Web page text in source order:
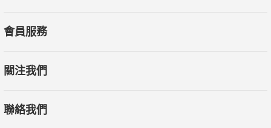
會員服務
關注我們
聯絡我們